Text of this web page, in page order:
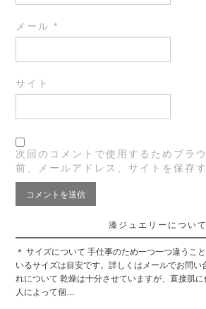
メール*
サイト
次回のコメントで使用するためブラ
前、メールアドレス、サイトを保存す
漆ジュエリーについて
＊ サイズについて 手仕事のため一つ一つ違うこ
いるサイズは目安です。詳しくはメールでお問い
れについて 乾燥は十分させていますが、直接肌に
人によって個…